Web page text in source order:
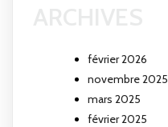
février 2026
novembre 2025
mars 2025
février 2025